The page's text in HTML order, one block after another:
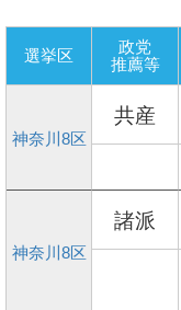
選挙区
政党
推薦等
神奈川8区
共産
神奈川8区
諸派